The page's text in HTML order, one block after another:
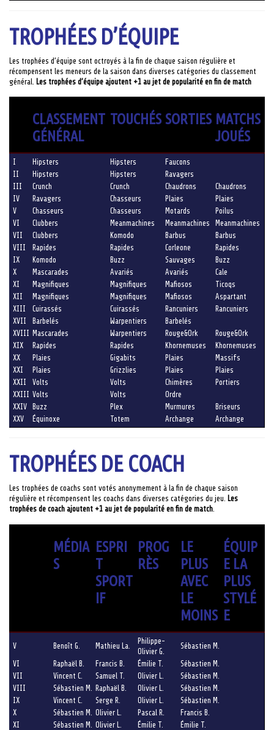
TROPHÉES D’ÉQUIPE
Les trophées d’équipe sont octroyés à la fin de chaque saison régulière et
récompensent les meneurs de la saison dans diverses catégories du classement
général.
Les trophées d’équipe ajoutent +1 au jet de popularité en fin de match
CLASSEMENT
GÉNÉRAL
TOUCHÉS SORTIES MATCHS
JOUÉS
I Hipsters Hipsters
Faucons
II
Hipsters Hipsters
Ravagers
III
Crunch Crunch Chaudrons
Chaudrons
IV
Ravagers Chasseurs Plaies
Plaies
V
Chasseurs Chasseurs Motards
Poilus
VI
Clubbers Meanmachines Meanmachines
Meanmachines
VII
Clubbers Komodo Barbus
Barbus
VIII
Rapides Rapides Corleone
Rapides
IX
Komodo Buzz Sauvages
Buzz
X
Mascarades Avariés Avariés
Cale
XI
Magnifiques Magnifiques Mafiosos
Ticoqs
XII
Magnifiques Magnifiques Mafiosos
Aspartant
XIII
Cuirassés Cuirassés Rancuniers
Rancuniers
XVII
Barbelés Warpentiers
Barbelés
XVIII Mascarades Warpentiers Rouge&Ork
Rouge&Ork
XIX
Rapides Rapides Khornemuses
Khornemuses
XX
Plaies Gigabits Plaies
Massifs
XXI
Plaies Grizzlies Plaies
Plaies
XXII
Volts Volts Chimères
Portiers
XXIII Volts Volts
Ordre
XXIV
Buzz Plex Murmures
Briseurs
XXV
Équinoxe Totem Archange Archange
TROPHÉES DE COACH
Les trophées de coachs sont votés anonymement à la fin de chaque saison
régulière et récompensent les coachs dans diverses catégories du jeu. Les
trophées de coach ajoutent +1 au jet de popularité en fin de match.
MÉDIA
S
ESPRI
T
SPORT
IF
PROG
RÈS
LE
PLUS
AVEC
LE
MOINS
ÉQUIP
E LA
PLUS
STYLÉ
E
V Benoît G. Mathieu La.
Philippe-
Olivier G.
Sébastien M.
VI
Raphaël B. Francis B. Émilie T.
Sébastien M.
VII
Vincent C. Samuel T. Olivier L.
Sébastien M.
VIII
Sébastien M. Raphaël B. Olivier L.
Sébastien M.
IX
Vincent C. Serge R. Olivier L.
Sébastien M.
X
Sébastien M. Olivier L. Pascal R.
Francis B.
XI
Sébastien M. Olivier L. Émilie T.
Émilie T.